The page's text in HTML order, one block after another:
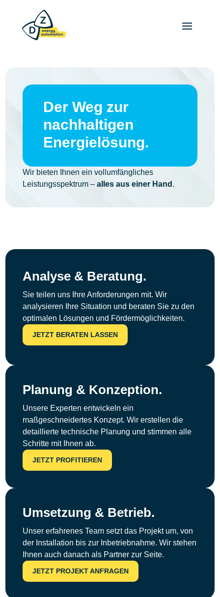
Der Weg zur
nachhaltigen
Energielösung.
Wir bieten Ihnen ein vollumfängliches
Leistungsspektrum –alles aus einer Hand .
Analyse & Beratung.
Sie teilen uns Ihre Anforderungen mit. Wir
analysieren Ihre Situation und beraten Sie zu den
optimalen Lösungen und Fördermöglichkeiten.
JETZT BERATEN LASSEN
Planung & Konzeption.
Unsere Experten entwickeln ein
maßgeschneidertes Konzept. Wir erstellen die
detaillierte technische Planung und stimmen alle
Schritte mit Ihnen ab.
JETZT PROFITIEREN
Umsetzung & Betrieb.
Unser erfahrenes Team setzt das Projekt um, von
der Installation bis zur Inbetriebnahme. Wir stehen
Ihnen auch danach als Partner zur Seite.
JETZT PROJEKT ANFRAGEN